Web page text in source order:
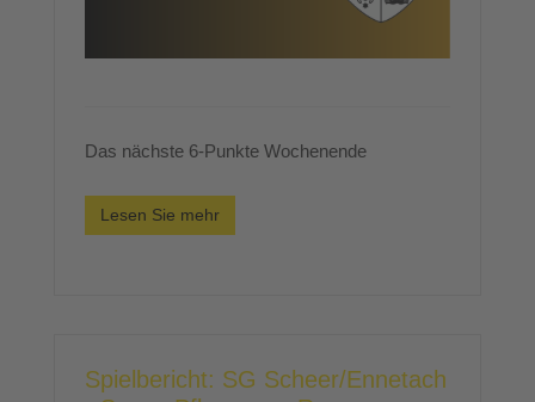
Das nächste 6-Punkte Wochenende
Lesen Sie mehr
Spielbericht: SG Scheer/Ennetach